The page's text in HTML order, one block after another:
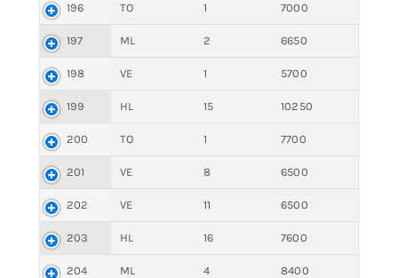
196 TO 1 7000
197 ML 2 6650
198 VE 1 5700
199 HL 15 10250
200 TO 1 7700
201 VE 8 6500
202 VE 11 6500
203 HL 16 7600
204 ML 4 8400